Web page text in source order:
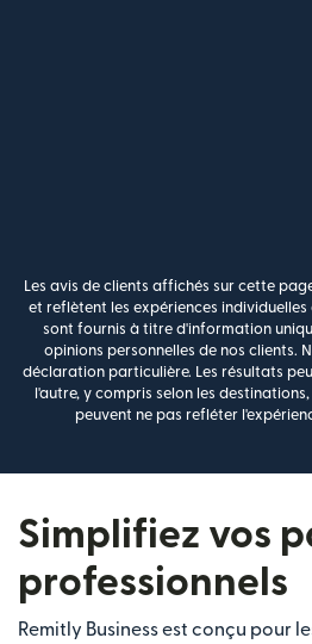
Les avis de clients affichés sur cette
et reflètent les expériences individuelles
sont fournis à titre d'information
opinions personnelles de nos clients.
déclaration particulière. Les résultats
l'autre, y compris selon les
peuvent ne pas refléter
Simplifiez vos
professionnels
Remitly Business est conçu pour